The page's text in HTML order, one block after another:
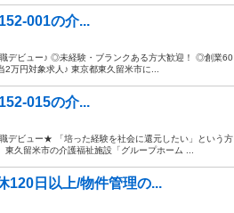
001の介...
デビュー♪ ◎未経験・ブランクある方大歓迎！ ◎創業60
円対象求人♪ 東京都東久留米市に...
015の介...
デビュー★ 「培った経験を社会に還元したい」という方
久留米市の介護福祉施設「グループホーム ...
120日以上/物件管理の...